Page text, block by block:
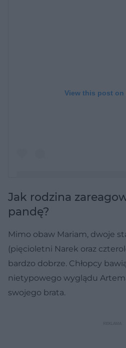
View this post on
A post shared by Artyom
Jak rodzina
pandę?
Mimo obaw Mariam, dwoje
(pięcioletni Narek oraz
bardzo dobrze. Chłopcy
nietypowego wyglądu
swojego brata.